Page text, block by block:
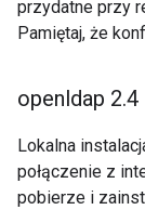
przydatne przy
Pamiętaj, że
openldap 2.4
Lokalna
połączenie z
pobierze i